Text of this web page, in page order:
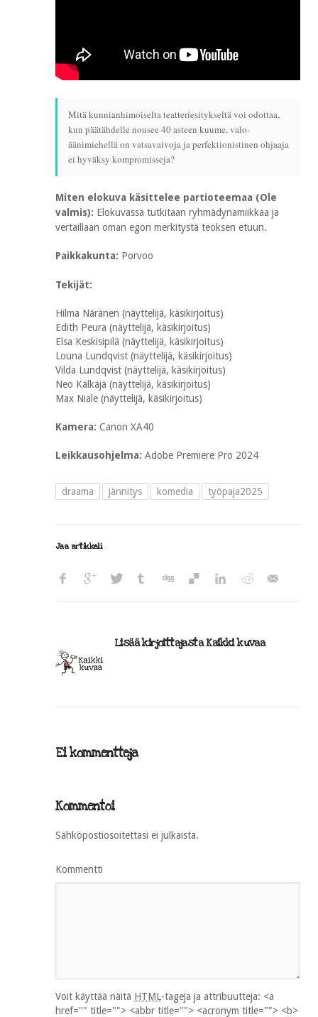
Mitä kunnianhimoiselta teatteriesitykseltä voi odottaa,
kun päätähdelle nousee 40 asteen kuume, valo-
äänimiehellä on vatsavaivoja ja perfektionistinen ohjaaja
ei hyväksy kompromisseja?
Miten elokuva käsittelee partioteemaa (Ole
valmis): Elokuvassa tutkitaan ryhmädynamiikkaa ja
vertaillaan oman egon merkitystä teoksen etuun.
Paikkakunta: Porvoo
Tekijät:
Hilma Näränen (näyttelijä, käsikirjoitus)
Edith Peura (näyttelijä, käsikirjoitus)
Elsa Keskisipilä (näyttelijä, käsikirjoitus)
Louna Lundqvist (näyttelijä, käsikirjoitus)
Vilda Lundqvist (näyttelijä, käsikirjoitus)
Neo Kälkäjä (näyttelijä, käsikirjoitus)
Max Niale (näyttelijä, käsikirjoitus)
Kamera: Canon XA40
Leikkausohjelma: Adobe Premiere Pro 2024
draama jännitys komedia työpaja2025
Jaa artikkeli
Lisää kirjoittajasta Kaikki kuvaa
Ei kommentteja
Kommentoi
Sähköpostiosoitettasi ei julkaista.
Kommentti
Voit käyttää näitä HTML-tageja ja attribuutteja: <a
href="" title=""> <abbr title=""> <acronym title=""> <b>